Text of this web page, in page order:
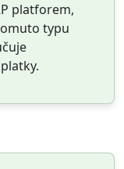
platforem,
typu